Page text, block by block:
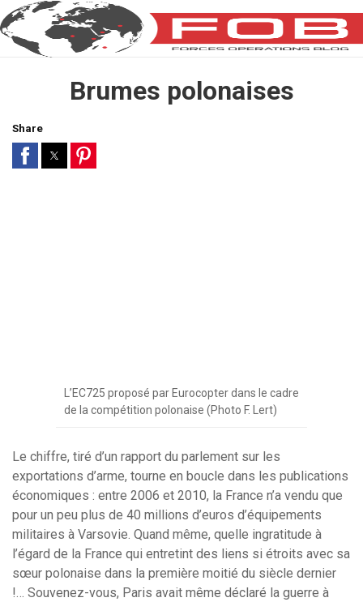
Brumes polonaises
Share
L’EC725 proposé par Eurocopter dans le cadre
de la compétition polonaise (Photo F. Lert)
Le chiffre, tiré d’un rapport du parlement sur les
exportations d’arme, tourne en boucle dans les publications
économiques : entre 2006 et 2010, la France n’a vendu que
pour un peu plus de 40 millions d’euros d’équipements
militaires à Varsovie. Quand même, quelle ingratitude à
l’égard de la France qui entretint des liens si étroits avec sa
sœur polonaise dans la première moitié du siècle dernier
!… Souvenez-vous, Paris avait même déclaré la guerre à